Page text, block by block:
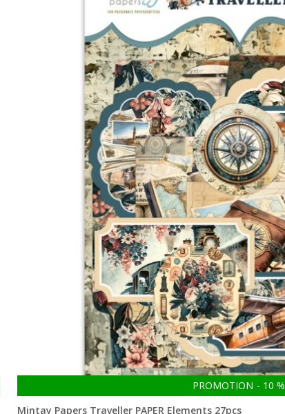
PROMOTION - 10 %
Mintay Papers Traveller PAPER Elements 27pcs